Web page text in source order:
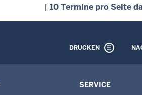
[10 Termine pro Seite
DRUCKEN
SERVICE